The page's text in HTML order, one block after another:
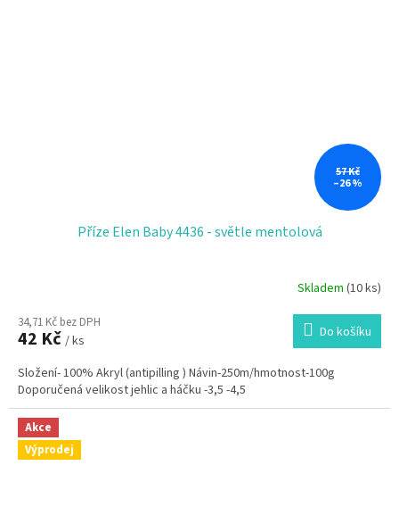
57 Kč
–26 %
Příze Elen Baby 4436 - světle mentolová
Skladem (10 ks)
34,71 Kč bez DPH
42 Kč / ks Do košíku
Složení- 100% Akryl (antipilling ) Návin-250m/hmotnost-100g
Doporučená velikost jehlic a háčku -3,5 -4,5
Akce
Výprodej